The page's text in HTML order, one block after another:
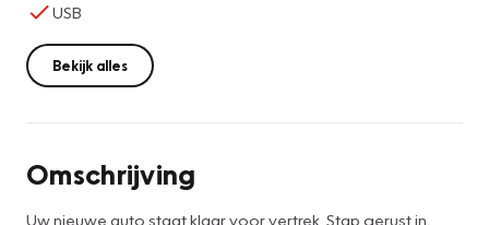
USB
Bekijk alles
Omschrijving
Uw nieuwe auto staat klaar voor vertrek. Stap gerust in,